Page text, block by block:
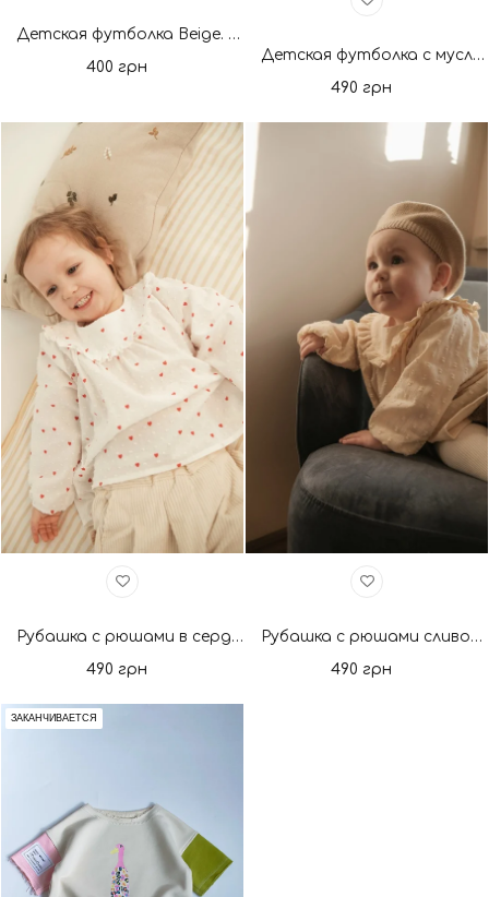
Детская футболка Beige. Новая коллекция
400 грн
Детская футболка с муслина крем. Новая коллекция
490 грн
Рубашка с рюшами в сердечках. Новая коллекция
490 грн
Рубашка с рюшами сливочное масло. Новая коллекция
490 грн
ЗАКАНЧИВАЕТСЯ